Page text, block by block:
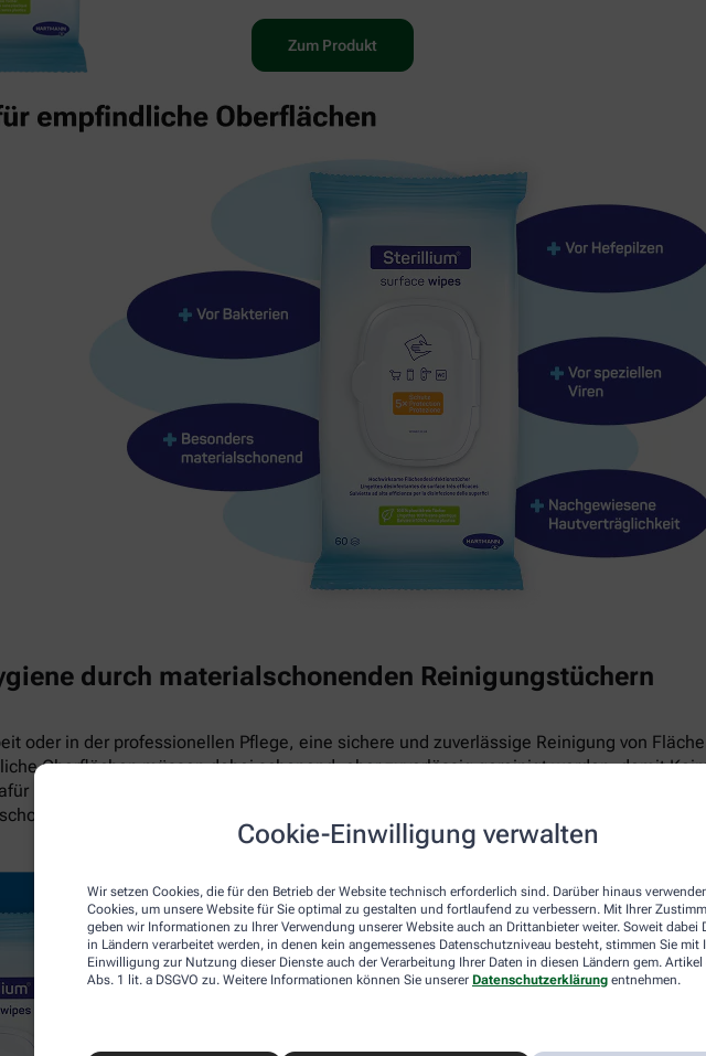
Cookie-Einwilligung verwalten
Wir setzen Cookies, die für den Betrieb der Website technisch erforderlich sind. Darüber hinaus
Cookies, um unsere Website für Sie optimal zu gestalten und fortlaufend zu verbessern. Mit Ihrer
geben wir Informationen zu Ihrer Verwendung unserer Website auch an Drittanbieter weiter. Soweit dabei
in Ländern verarbeitet werden, in denen kein angemessenes Datenschutzniveau besteht, stimmen Sie mit
Einwilligung zur Nutzung dieser Dienste auch der Verarbeitung Ihrer Daten in diesen Ländern gem. Artikel
Abs. 1 lit. a DSGVO zu. Weitere Informationen können Sie unserer Datenschutzerklärung entnehmen.
Zum Produkt
durch materialschonenden Reinigungstüchern
oder in der professionellen Pflege, eine sichere und zuverlässige Reinigung von
Oberflächen müssen dabei schonend, aber zuverlässig gereinigt werden, damit
hat Hartmann die schnell wirksamen Sterillium® surface wipes entwickelt – gegen